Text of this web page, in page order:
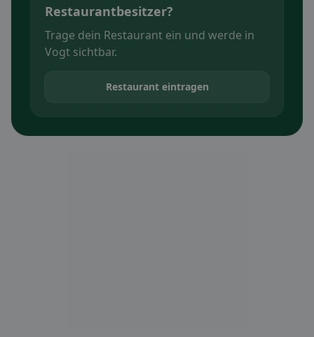
Restaurantbesitzer?
Trage dein Restaurant ein und werde in
Vogt sichtbar.
Restaurant eintragen